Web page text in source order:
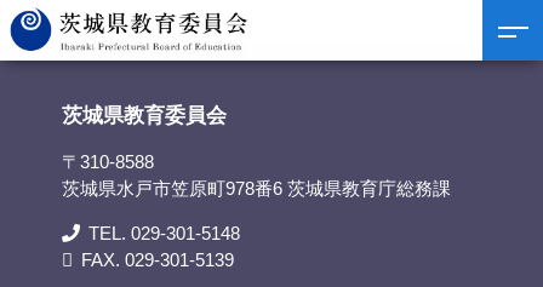
茨城県教育委員会>リンク集>常総市民俗資料館
茨城県教育委員会
〒310-8588
茨城県水戸市笠原町978番6 茨城県教育庁総務課
TEL. 029-301-5148
FAX. 029-301-5139